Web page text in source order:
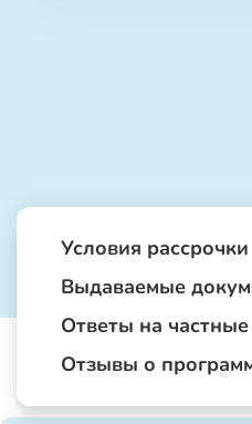
Условия рассрочки
Выдаваемые
Ответы на
Отзывы о